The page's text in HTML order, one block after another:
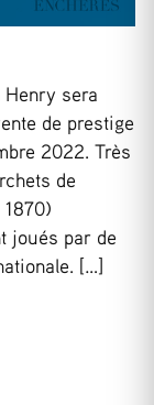
Henry sera
de prestige
2022. Très
de
joués par de
[…]